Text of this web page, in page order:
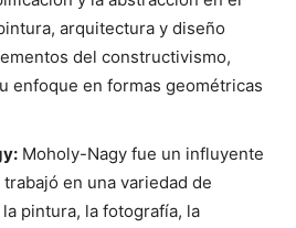
arquitectura y diseño
del constructivismo,
enfoque en formas geométricas
Moholy-Nagy fue un influyente
en una variedad de
pintura, la fotografía, la